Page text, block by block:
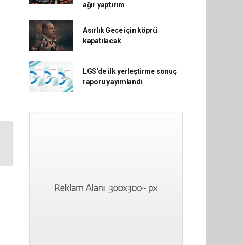
ağır yaptırım
Asırlık Gece için köprü
kapatılacak
LGS'de ilk yerleştirme sonuç
raporu yayımlandı